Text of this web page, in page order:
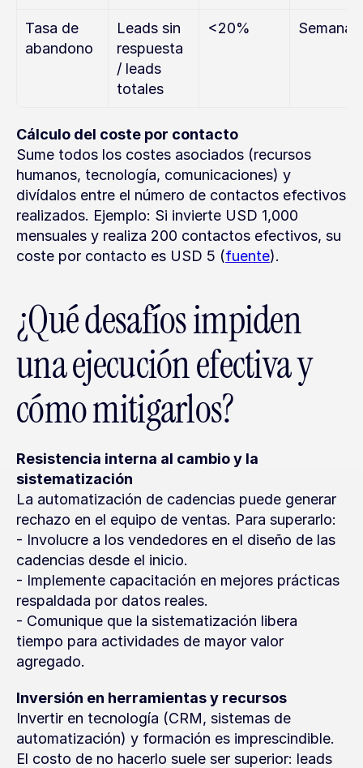
Tasa de
abandono
Leads sin
respuesta
/ leads
totales
<20% Semanal
Cálculo del coste por contacto
Sume todos los costes asociados (recursos
humanos, tecnología, comunicaciones) y
divídalos entre el número de contactos efectivos
realizados. Ejemplo: Si invierte USD 1,000
mensuales y realiza 200 contactos efectivos, su
coste por contacto es USD 5 (fuente).
¿Qué desafíos impiden
una ejecución efectiva y
cómo mitigarlos?
Resistencia interna al cambio y la
sistematización
La automatización de cadencias puede generar
rechazo en el equipo de ventas. Para superarlo:
- Involucre a los vendedores en el diseño de las
cadencias desde el inicio.
- Implemente capacitación en mejores prácticas
respaldada por datos reales.
- Comunique que la sistematización libera
tiempo para actividades de mayor valor
agregado.
Inversión en herramientas y recursos
Invertir en tecnología (CRM, sistemas de
automatización) y formación es imprescindible.
El costo de no hacerlo suele ser superior: leads